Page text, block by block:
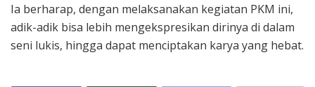
Ia berharap, dengan melaksanakan kegiatan PKM ini,
adik-adik bisa lebih mengekspresikan dirinya di dalam
seni lukis, hingga dapat menciptakan karya yang hebat.